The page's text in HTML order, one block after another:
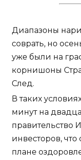
Диапазоны
соврать, но
уже были на
корнишоны
След.
В таких
минут на
правительство
инвесторов,
плане